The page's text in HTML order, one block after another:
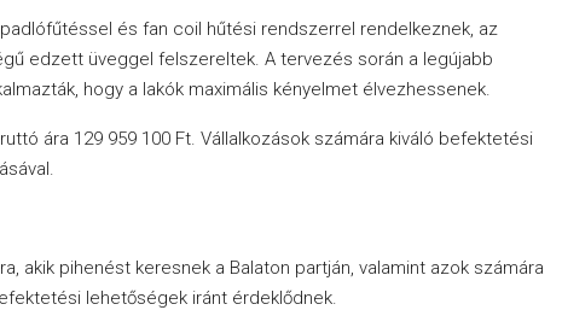
és fan coil hűtési rendszerrel rendelkeznek, az
edzett üveggel felszereltek. A tervezés során a legújabb
hogy a lakók maximális kényelmet élvezhessenek.
ára 129 959 100 Ft. Vállalkozások számára kiváló befektetési
akik pihenést keresnek a Balaton partján, valamint azok számára
lehetőségek iránt érdeklődnek.